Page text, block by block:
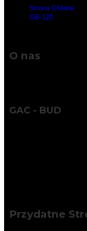
Strona Główna>
GB-120
O nas
GAC - BUD
Wykorzystując
Przydatne